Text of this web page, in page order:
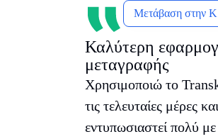
Μετάβαση στην
Καλύτερη
μεταγραφής
Χρησιμοποιώ το
τις τελευταίες μέρες
εντυπωσιαστεί πολύ